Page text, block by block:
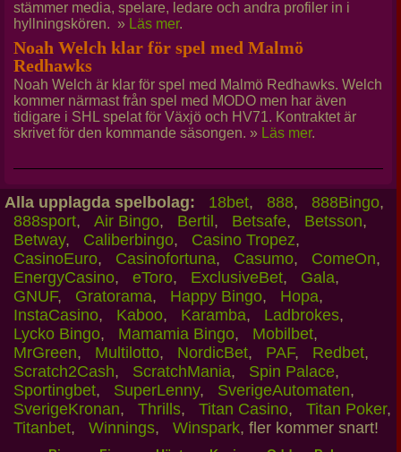
stämmer media, spelare, ledare och andra profiler in i
hyllningskören. » Läs mer.
Noah Welch klar för spel med Malmö
Redhawks
Noah Welch är klar för spel med Malmö Redhawks. Welch
kommer närmast från spel med MODO men har även
tidigare i SHL spelat för Växjö och HV71. Kontraktet är
skrivet för den kommande säsongen. » Läs mer.
Alla upplagda spelbolag: 18bet, 888, 888Bingo,
888sport, Air Bingo, Bertil , Betsafe, Betsson,
Betway, Caliberbingo, Casino Tropez,
CasinoEuro, Casinofortuna, Casumo, ComeOn,
EnergyCasino, eToro, ExclusiveBet, Gala,
GNUF, Gratorama, Happy Bingo, Hopa,
InstaCasino, Kaboo, Karamba, Ladbrokes,
Lycko Bingo, Mamamia Bingo, Mobilbet,
MrGreen, Multilotto, NordicBet, PAF, Redbet,
Scratch2Cash, ScratchMania, Spin Palace,
Sportingbet, SuperLenny, SverigeAutomaten,
SverigeKronan, Thrills, Titan Casino, Titan Poker,
Titanbet, Winnings, Winspark, fler kommer snart!